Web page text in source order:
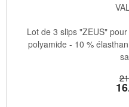
21
16
Lot de 3 slips "ZEUS"
polyamide - 10 %